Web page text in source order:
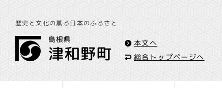
歴史と文化の薫る日本のふるさと
本文へ
総合トップページへ